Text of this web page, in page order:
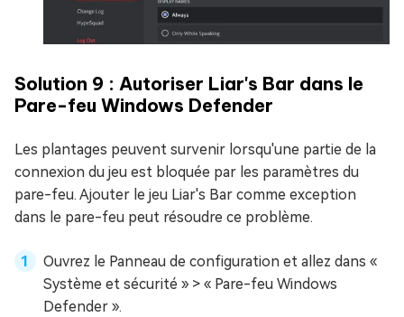
Solution 9 : Autoriser Liar's Bar dans le
Pare-feu Windows Defender
Les plantages peuvent survenir lorsqu'une partie de la
connexion du jeu est bloquée par les paramètres du
pare-feu. Ajouter le jeu Liar's Bar comme exception
dans le pare-feu peut résoudre ce problème.
Ouvrez le Panneau de configuration et allez dans «
Système et sécurité » > « Pare-feu Windows
Defender ».